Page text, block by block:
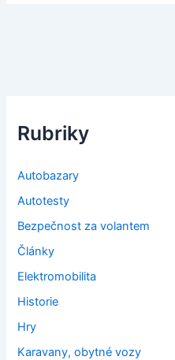
Rubriky
Autobazary
Autotesty
Bezpečnost za volantem
Články
Elektromobilita
Historie
Hry
Karavany, obytné vozy